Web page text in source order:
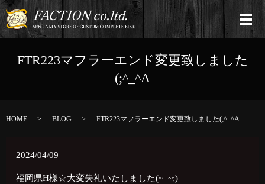
FTR223マフラーエンド変更致しました
(;^_^A
HOME BLOG FTR223マフラーエンド変更致しました(;^_^A
2024/04/09
福岡県H様☆大変失礼いたしました(~_~;)